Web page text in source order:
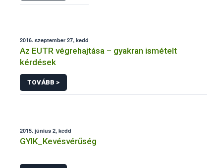
2016. szeptember 27, kedd
Az EUTR végrehajtása – gyakran ismételt
kérdések
TOVÁBB >
2015. június 2, kedd
GYIK_Kevésvérűség